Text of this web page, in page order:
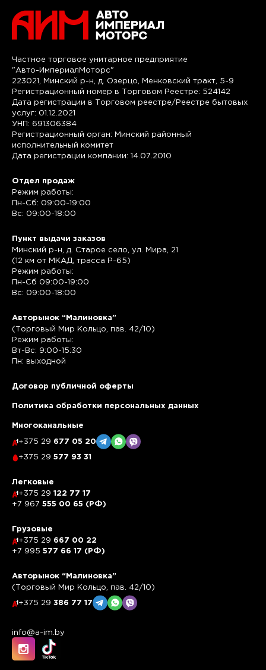
Частное торговое унитарное предприятие
"Авто-ИмпериалМоторс"
223021, Минский р-н, д. Озерцо, Менковский тракт, 5-9
Регистрационный номер в Торговом Реестре: 524142
Дата регистрации в Торговом реестре/Реестре бытовых
услуг: 01.12.2021
УНП: 691306384
Регистрационный орган: Минский районный
исполнительный комитет
Дата регистрации компании: 14.07.2010
Отдел продаж
Режим работы:
Пн-Сб: 09:00-19:00
Вс: 09:00-18:00
Пункт выдачи заказов
Минский р-н, д. Старое село, ул. Мира, 21
(12 км от МКАД, трасса P-65)
Режим работы:
Пн-Сб 09:00-19:00
Вс: 09:00-18:00
Авторынок “Малиновка”
(Торговый Мир Кольцо, пав. 42/10)
Режим работы:
Вт-Вс: 9:00-15:30
Пн: выходной
Договор публичной оферты
Политика обработки персональных данных
Многоканальные
+375 29 677 05 20
+375 29 577 93 31
Легковые
+375 29 122 77 17
+7 967 555 00 65 (РФ)
Грузовые
+375 29 667 00 22
+7 995 577 66 17 (РФ)
Авторынок “Малиновка”
(Торговый Мир Кольцо, пав. 42/10)
+375 29 386 77 17
info@a-im.by